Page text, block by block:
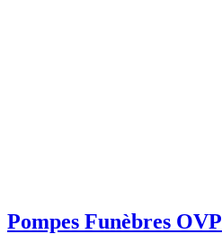
Pompes Funèbres OVP